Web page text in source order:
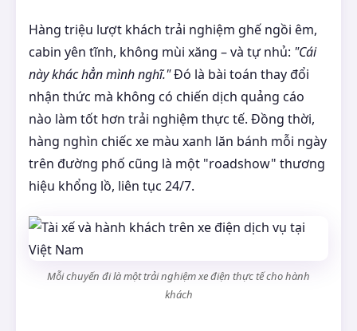
Hàng triệu lượt khách trải nghiệm ghế ngồi êm,
cabin yên tĩnh, không mùi xăng – và tự nhủ: "Cái
này khác hẳn mình nghĩ."Đó là bài toán thay đổi
nhận thức mà không có chiến dịch quảng cáo
nào làm tốt hơn trải nghiệm thực tế. Đồng thời,
hàng nghìn chiếc xe màu xanh lăn bánh mỗi ngày
trên đường phố cũng là một "roadshow" thương
hiệu khổng lồ, liên tục 24/7.
Mỗi chuyến đi là một trải nghiệm xe điện thực tế cho hành
khách